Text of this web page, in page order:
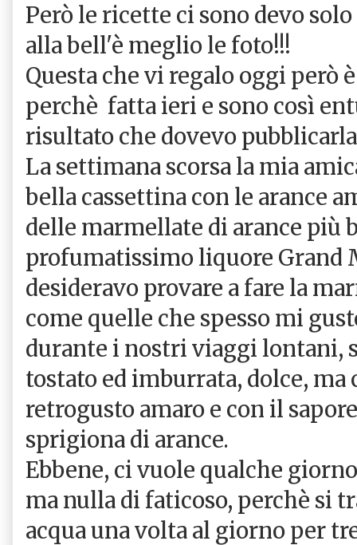
Però le ricette ci sono devo
alla bell'è meglio le foto!!!
Questa che vi regalo oggi però
perchè fatta ieri e sono così
risultato che dovevo
La settimana scorsa la mia
bella cassettina con le arance
delle marmellate di arance più
profumatissimo liquore Grand
desideravo provare a fare la
come quelle che spesso mi
durante i nostri viaggi lontani,
tostato ed imburrata, dolce,
retrogusto amaro e con il
sprigiona di arance.
Ebbene, ci vuole qualche
ma nulla di faticoso, perchè si
acqua una volta al giorno per